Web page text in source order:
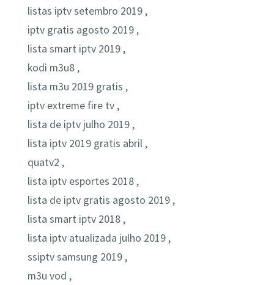
listas iptv setembro 2019 ,
iptv gratis agosto 2019 ,
lista smart iptv 2019 ,
kodi m3u8 ,
lista m3u 2019 gratis ,
iptv extreme fire tv ,
lista de iptv julho 2019 ,
lista iptv 2019 gratis abril ,
quatv2 ,
lista iptv esportes 2018 ,
lista de iptv gratis agosto 2019 ,
lista smart iptv 2018 ,
lista iptv atualizada julho 2019 ,
ssiptv samsung 2019 ,
m3u vod ,